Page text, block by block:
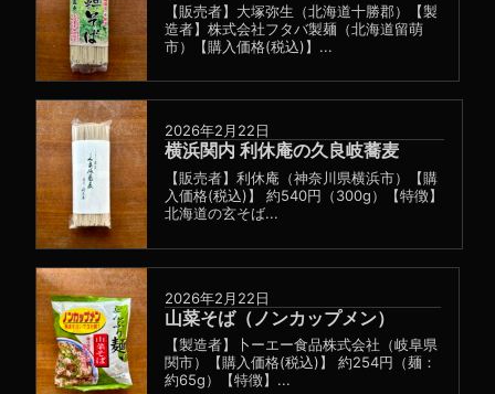
【販売者】大塚弥生（北海道十勝郡）【製
造者】株式会社フタバ製麺（北海道留萌
市）【購入価格(税込)】...
2026年2月22日
横浜関内 利休庵の久良岐蕎麦
【販売者】利休庵（神奈川県横浜市）【購
入価格(税込)】 約540円（300g）【特徴】
北海道の玄そば...
2026年2月22日
山菜そば（ノンカップメン）
【製造者】卜ーエー食品株式会社（岐阜県
関市）【購入価格(税込)】 約254円（麺：
約65g）【特徴】...